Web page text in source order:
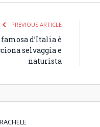
PREVIOUS ARTICLE
d’Italia è
selvaggia e
naturista